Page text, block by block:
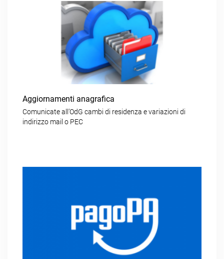
Aggiornamenti anagrafica
Comunicate all’OdG cambi di residenza e variazioni di
indirizzo mail o PEC